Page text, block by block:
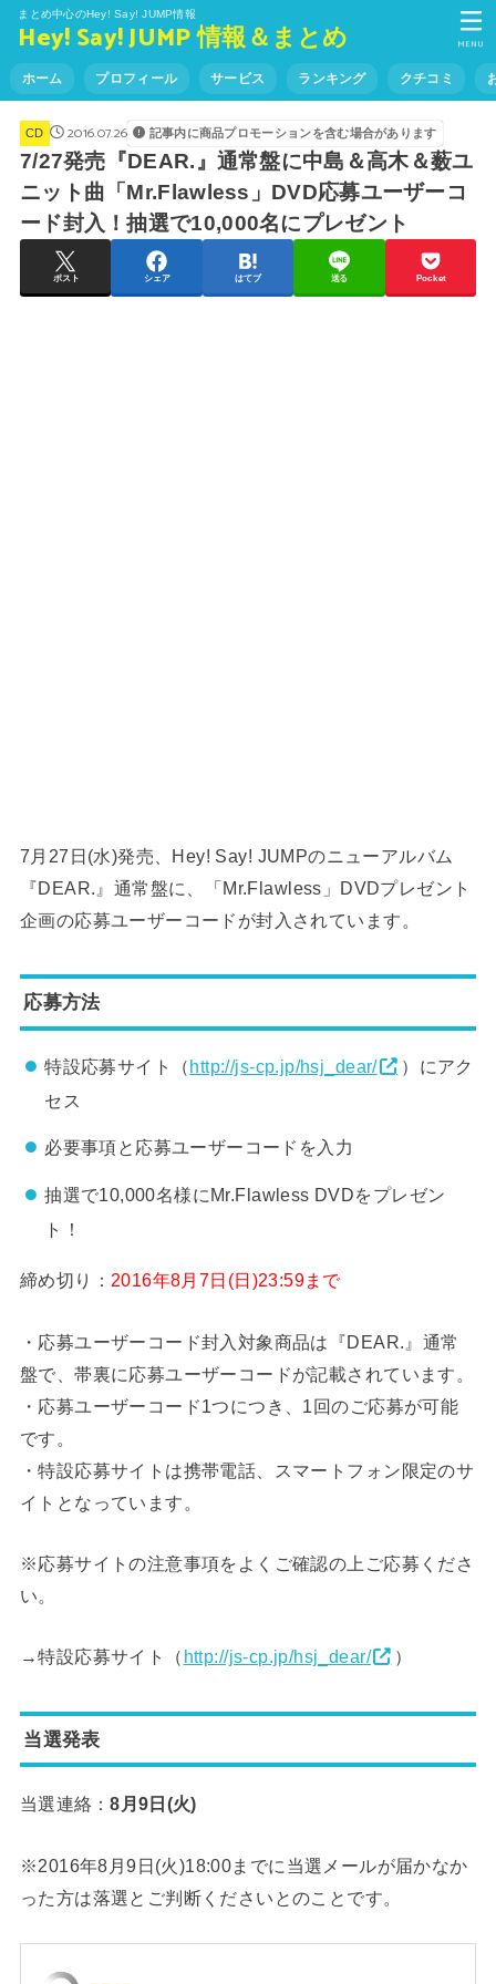
まとめ中心のHey! Say! JUMP情報
Hey! Say! JUMP 情報＆まとめ
ホーム プロフィール サービス ランキング クチコミ
MENU
CD 2016.07.26 記事内に商品プロモーションを含む場合があります
7/27発売『DEAR.』通常盤に中島＆高木＆薮ユ
ニット曲「Mr.Flawless」DVD応募ユーザーコ
ード封入！抽選で10,000名にプレゼント
ポスト シェア はてブ 送る Pocket
7月27日(水)発売、Hey! Say! JUMPのニューアルバム
『DEAR.』通常盤に、「Mr.Flawless」DVDプレゼント
企画の応募ユーザーコードが封入されています。
応募方法
特設応募サイト（http://js-cp.jp/hsj_dear/
）にアク
セス
必要事項と応募ユーザーコードを入力
抽選で10,000名様にMr.Flawless DVDをプレゼン
ト！
締め切り： 2016年8月7日(日)23:59まで
・応募ユーザーコード封入対象商品は『DEAR.』通常
盤で、帯裏に応募ユーザーコードが記載されています。
・応募ユーザーコード1つにつき、1回のご応募が可能
です。
・特設応募サイトは携帯電話、スマートフォン限定のサ
イトとなっています。
※応募サイトの注意事項をよくご確認の上ご応募くださ
い。
→特設応募サイト（ http://js-cp.jp/hsj_dear/ ）
当選発表
当選連絡：8月9日(火)
※2016年8月9日(火)18:00までに当選メールが届かなか
った方は落選とご判断くださいとのことです。